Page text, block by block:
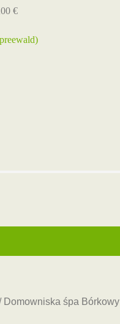
€
Domowniska śpa Bórkowy